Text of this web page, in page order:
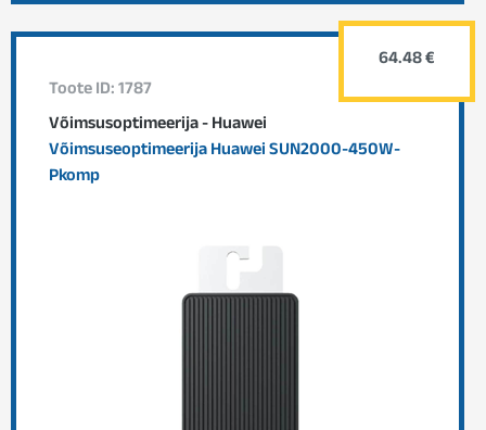
Toote ID: 1787
Võimsusoptimeerija - Huawei
Võimsuseoptimeerija Huawei SUN2000-450W-
Pkomp
64.48 €